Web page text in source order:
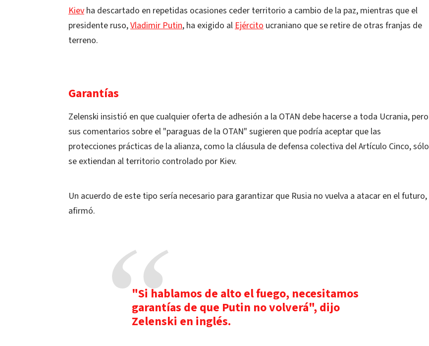
Kiev ha descartado en repetidas ocasiones ceder territorio a cambio de la paz, mientras que el
presidente ruso,Vladimir Putin, ha exigido alEjército ucraniano que se retire de otras franjas de
terreno.
Garantías
Zelenski insistió en que cualquier oferta de adhesión a la OTAN debe hacerse a toda Ucrania, pero
sus comentarios sobre el "paraguas de la OTAN" sugieren que podría aceptar que las
protecciones prácticas de la alianza, como la cláusula de defensa colectiva del Artículo Cinco, sólo
se extiendan al territorio controlado por Kiev.
Un acuerdo de este tipo sería necesario para garantizar que Rusia no vuelva a atacar en el futuro,
afirmó.
"Si hablamos de alto el fuego, necesitamos
garantías de que Putin no volverá", dijo
Zelenski en inglés.